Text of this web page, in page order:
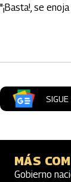
"¡Basta!, se
MÁS
Gobierno